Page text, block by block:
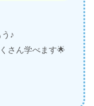
♪
さん学べます🌟